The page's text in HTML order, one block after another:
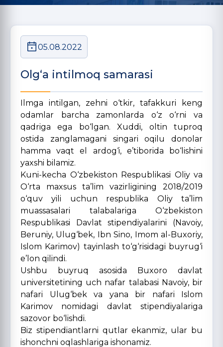
05.08.2022
Olg‘a intilmoq samarasi
Ilmga intilgan, zehni o‘tkir, tafakkuri keng
odamlar barcha zamonlarda o‘z o‘rni va
qadriga ega bo‘lgan. Xuddi, oltin tuproq
ostida zanglamagani singari oqilu donolar
hamma vaqt el ardog‘i, e’tiborida bo‘lishini
yaxshi bilamiz.
Kuni-kecha O‘zbekiston Respublikasi Oliy va
O‘rta maxsus ta’lim vazirligining 2018/2019
o‘quv yili uchun respublika Oliy ta’lim
muassasalari talabalariga O‘zbekiston
Respublikasi Davlat stipendiyalarini (Navoiy,
Beruniy, Ulug‘bek, Ibn Sino, Imom al-Buxoriy,
Islom Karimov) tayinlash to‘g‘risidagi buyrug‘i
e’lon qilindi.
Ushbu buyruq asosida Buxoro davlat
universitetining uch nafar talabasi Navoiy, bir
nafari Ulug‘bek va yana bir nafari Islom
Karimov nomidagi davlat stipendiyalariga
sazovor bo‘lishdi.
Biz stipendiantlarni qutlar ekanmiz, ular bu
ishonchni oqlashlariga ishonamiz.